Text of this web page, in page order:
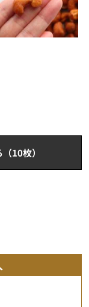
10枚）